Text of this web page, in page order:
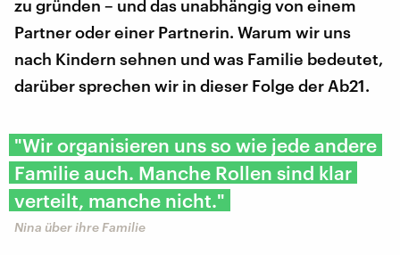
zu gründen – und das unabhängig von einem
Partner oder einer Partnerin. Warum wir uns
nach Kindern sehnen und was Familie bedeutet,
darüber sprechen wir in dieser Folge der Ab21.
"Wir organisieren uns so wie jede andere
Familie auch. Manche Rollen sind klar
verteilt, manche nicht."
Nina über ihre Familie